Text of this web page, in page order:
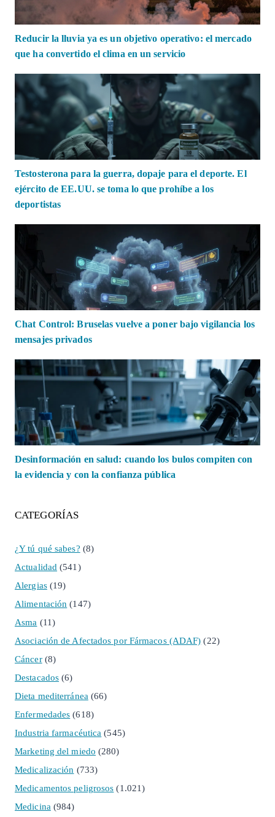
Reducir la lluvia ya es un objetivo operativo: el mercado
que ha convertido el clima en un servicio
Testosterona para la guerra, dopaje para el deporte. El
ejército de EE.UU. se toma lo que prohíbe a los
deportistas
Chat Control: Bruselas vuelve a poner bajo vigilancia los
mensajes privados
Desinformación en salud: cuando los bulos compiten con
la evidencia y con la confianza pública
CATEGORÍAS
¿Y tú qué sabes? (8)
Actualidad (541)
Alergias(19)
Alimentación (147)
Asma (11)
Asociación de Afectados por Fármacos (ADAF) (22)
Cáncer(8)
Destacados (6)
Dieta mediterránea (66)
Enfermedades (618)
Industria farmacéutica (545)
Marketing del miedo (280)
Medicalización (733)
Medicamentos peligrosos (1.021)
Medicina (984)